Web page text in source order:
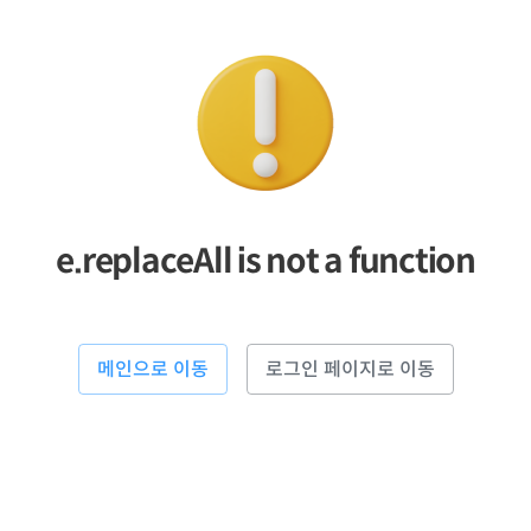
e.replaceAll is not a function
메인으로 이동 로그인 페이지로 이동